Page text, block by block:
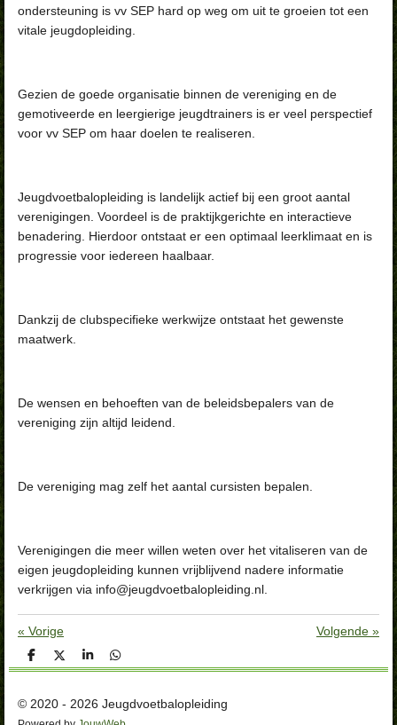
ondersteuning is vv SEP hard op weg om uit te groeien tot een
vitale jeugdopleiding.
Gezien de goede organisatie binnen de vereniging en de
gemotiveerde en leergierige jeugdtrainers is er veel perspectief
voor vv SEP om haar doelen te realiseren.
Jeugdvoetbalopleiding is landelijk actief bij een groot aantal
verenigingen. Voordeel is de praktijkgerichte en interactieve
benadering. Hierdoor ontstaat er een optimaal leerklimaat en is
progressie voor iedereen haalbaar.
Dankzij de clubspecifieke werkwijze ontstaat het gewenste
maatwerk.
De wensen en behoeften van de beleidsbepalers van de
vereniging zijn altijd leidend.
De vereniging mag zelf het aantal cursisten bepalen.
Verenigingen die meer willen weten over het vitaliseren van de
eigen jeugdopleiding kunnen vrijblijvend nadere informatie
verkrijgen via info@jeugdvoetbalopleiding.nl.
« Vorige Volgende »
D
e
e
n
D
e
S
h
r
e
D
e
n
© 2020 - 2026 Jeugdvoetbalopleiding